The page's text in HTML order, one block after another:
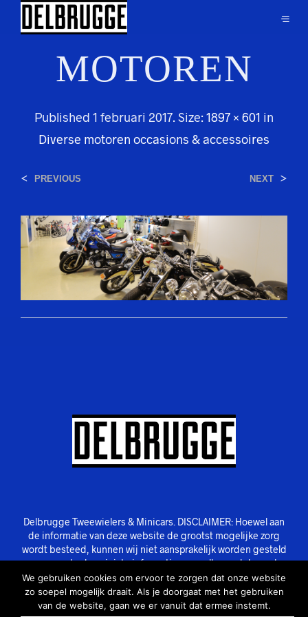
MOTOREN
Published 1 februari 2017. Size:1897 × 601 in
Diverse motoren occasions & accessoires
< PREVIOUS NEXT >
Delbrugge Tweewielers & Minicars. DISCLAIMER: Hoewel aan
de informatie van deze website de grootst mogelijke zorg
wordt besteed, kunnen wij niet aansprakelijk worden gesteld
voor eventuele onjuiste informatie van welke aard dan ook.
We gebruiken cookies om ervoor te zorgen dat onze website
zo soepel mogelijk draait. Als je doorgaat met het gebruiken
van de website, gaan we er vanuit dat ermee instemt.